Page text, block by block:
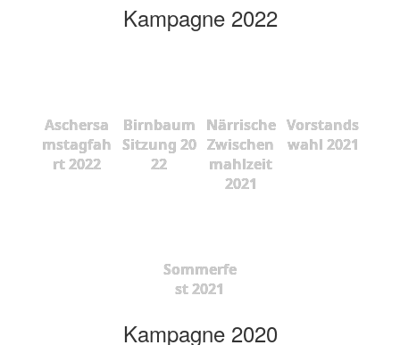
Kampagne 2022
Aschersa
mstagfah
rt 2022
Birnbaum
Sitzung 20
22
Närrische
Zwischen
mahlzeit
2021
Vorstands
wahl 2021
Sommerfe
st 2021
Kampagne 2020